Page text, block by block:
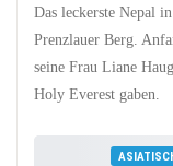
Das leckerste Nepal
Prenzlauer Berg.
seine Frau Liane
Holy Everest gaben.